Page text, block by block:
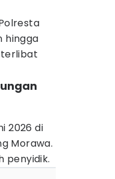
hingga
terlibat
2026 di
Morawa.
penyidik.